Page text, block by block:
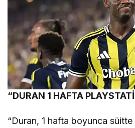
“DURAN 1 HAFTA
“Duran, 1 hafta boyunca